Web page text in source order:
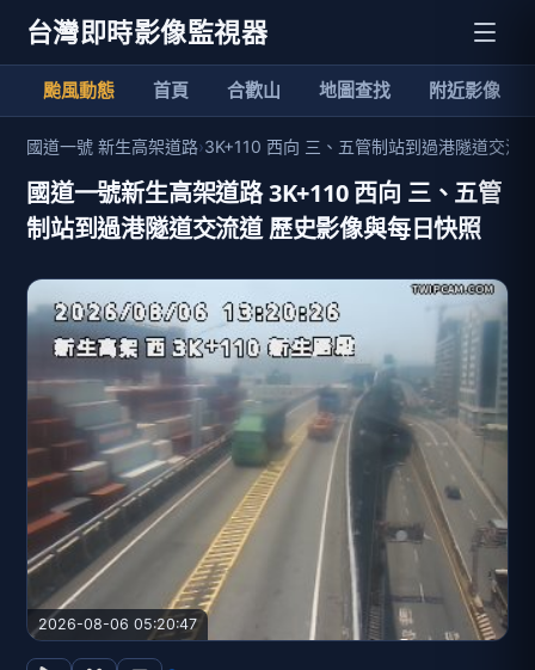
台灣即時影像監視器
颱風動態 首頁 合歡山 地圖查找 附近影像
國道一號 新生高架道路›3K+110 西向 三、五管制站到過港隧道交流
國道一號新生高架道路 3K+110 西向 三、五管
制站到過港隧道交流道 歷史影像與每日快照
2026-08-06 05:20:47